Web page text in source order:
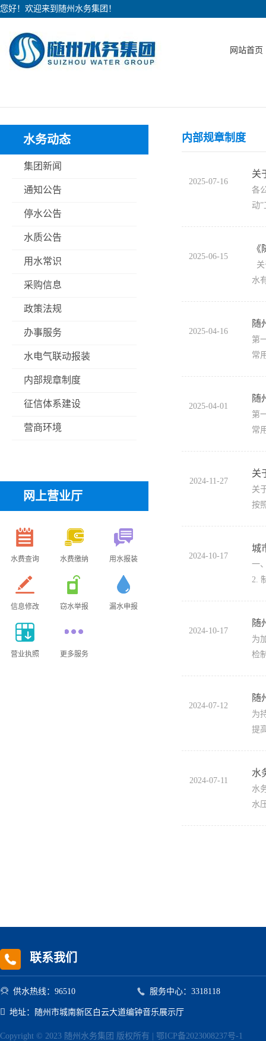
您好！欢迎来到随州水务集团！
网站首页
水务动态
集团新闻
通知公告
停水公告
水质公告
用水常识
采购信息
政策法规
办事服务
水电气联动报装
内部规章制度
征信体系建设
营商环境
网上营业厅
水费查询 水费缴纳 用水报装
信息修改 窃水举报 漏水申报
营业执照 更多服务
内部规章制度
2025-07-16
关
各
动
2025-06-15
水
2025-04-16
随
第
常
2025-04-01
随
第
常
2024-11-27
关
关
按
2024-10-17
城
一
2.
2024-10-17
随
为
检
2024-07-12
随
为
提
2024-07-11
水
水
水
联系我们
 供水热线：96510  服务中心：3318118
 地址：随州市城南新区白云大道编钟音乐展示厅
Copyright © 2023 随州水务集团 版权所有 | 鄂ICP备2023008237号-1